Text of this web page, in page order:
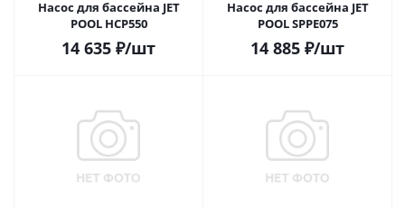
Насос для бассейна JET
POOL HCP550
14 635 ₽/шт
Насос для бассейна JET
POOL SPPE075
14 885 ₽/шт